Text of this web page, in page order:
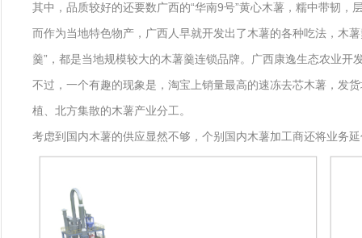
其中，品质较好的还要数广西的“华南9号”黄心木薯，糯中带韧
而作为当地特色物产，广西人早就开发出了木薯的各种吃法，木
羹”，都是当地规模较大的木薯羹连锁品牌。广西康逸生态农业
不过，一个有趣的现象是，淘宝上销量最高的速冻去芯木薯，发
植、北方集散的木薯产业分工。
考虑到国内木薯的供应显然不够，个别国内木薯加工商还将业务